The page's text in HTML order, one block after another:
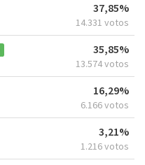
37,85%
14.331 votos
35,85%
13.574 votos
16,29%
6.166 votos
3,21%
1.216 votos